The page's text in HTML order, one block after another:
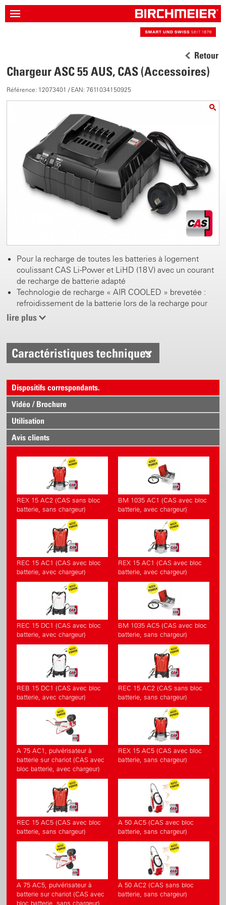
Retour
Chargeur ASC 55 AUS, CAS (Accessoires)
Référence: 12073401 / EAN: 7611034150925
Pour la recharge de toutes les batteries à logement
coulissant CAS Li-Power et LiHD (18 V) avec un courant
de recharge de batterie adapté
Technologie de recharge « AIR COOLED » brevetée :
refroidissement de la batterie lors de la recharge pour
une recharge nettement plus rapide
Très faible puissance absorbée en veille
une recharge qui préserve la batterie et un nombre
maximal de cycles de recharge
batteries du partenaire CAS:
www.cordless-alliance-system.com
lire plus
Caractéristiques techniques
Dispositifs correspondants.
Vidéo / Brochure
Utilisation
Avis clients
REX 15 AC2 (CAS sans bloc
batterie, sans chargeur)
BM 1035 AC1 (CAS avec bloc
batterie, avec chargeur)
REC 15 AC1 (CAS avec bloc
batterie, avec chargeur)
REX 15 AC1 (CAS avec bloc
batterie, avec chargeur)
REC 15 DC1 (CAS avec bloc
batterie, avec chargeur)
BM 1035 AC5 (CAS avec bloc
batterie, sans chargeur)
REB 15 DC1 (CAS avec bloc
batterie, avec chargeur)
REC 15 AC2 (CAS sans bloc
batterie, sans chargeur)
A 75 AC1, pulvérisateur à
batterie sur chariot (CAS avec
bloc batterie, avec chargeur)
REX 15 AC5 (CAS avec bloc
batterie, sans chargeur)
REC 15 AC5 (CAS avec bloc
batterie, sans chargeur)
A 50 AC5 (CAS avec bloc
batterie, sans chargeur)
A 75 AC5, pulvérisateur à
batterie sur chariot (CAS avec
bloc batterie, sans chargeur)
A 50 AC2 (CAS sans bloc
batterie, sans chargeur)